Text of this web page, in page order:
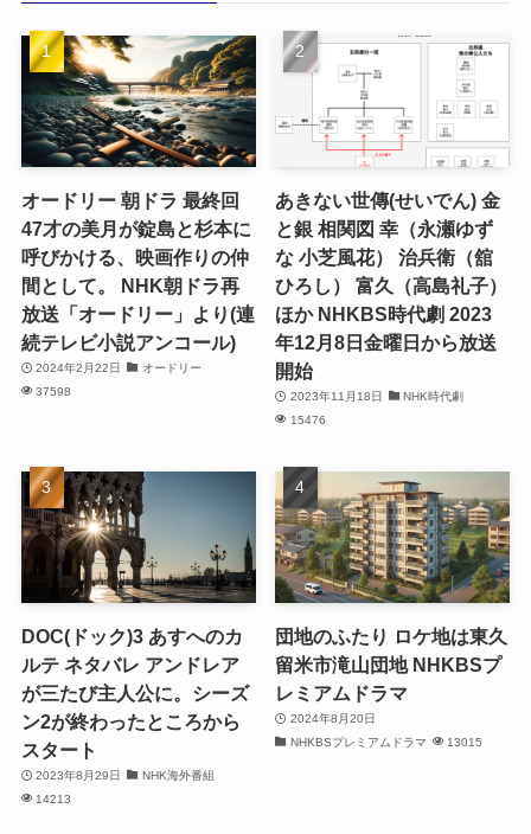
オードリー 朝ドラ 最終回
47才の美月が錠島と杉本に
呼びかける、映画作りの仲
間として。 NHK朝ドラ再
放送「オードリー」より(連
続テレビ小説アンコール)
2024年2月22日
オードリー
37598
あきない世傳(せいでん) 金
と銀 相関図 幸（永瀬ゆず
な 小芝風花） 治兵衛（舘
ひろし） 富久（高島礼子）
ほか NHKBS時代劇 2023
年12月8日金曜日から放送
開始
2023年11月18日
NHK時代劇
15476
DOC(ドック)3 あすへのカ
ルテ ネタバレ アンドレア
が三たび主人公に。シーズ
ン2が終わったところから
スタート
2023年8月29日
NHK海外番組
14213
団地のふたり ロケ地は東久
留米市滝山団地 NHKBSプ
レミアムドラマ
2024年8月20日
NHKBSプレミアムドラマ
13015